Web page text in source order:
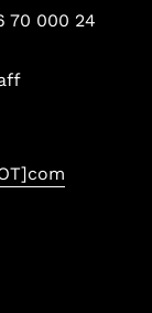
70 000 24